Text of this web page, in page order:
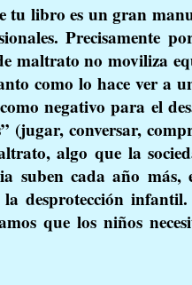
tu libro es un gran
Precisamente
maltrato no moviliza
como lo hace ver a
negativo para el
(jugar, conversar,
algo que la
suben cada año
desprotección
que los niños